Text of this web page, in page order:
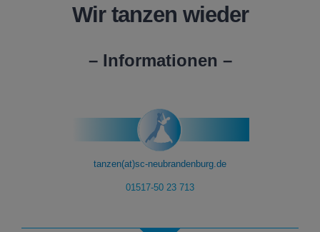
Wir tanzen wieder
– Informationen –
tanzen(at)sc-neubrandenburg.de
01517-50 23 713